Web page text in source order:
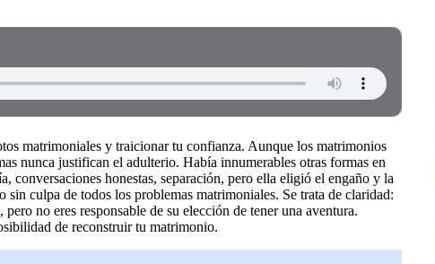
matrimoniales y traicionar tu confianza. Aunque los matrimonios
nunca justifican el adulterio. Había innumerables otras formas en
conversaciones honestas, separación, pero ella eligió el engaño y la
culpa de todos los problemas matrimoniales. Se trata de claridad:
, pero no eres responsable de su elección de tener una aventura.
de reconstruir tu matrimonio.